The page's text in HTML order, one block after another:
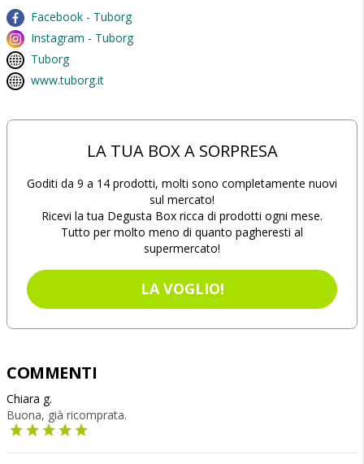
Facebook - Tuborg
Instagram - Tuborg
Tuborg
www.tuborg.it
LA TUA BOX A SORPRESA
Goditi da 9 a 14 prodotti, molti sono completamente nuovi
sul mercato!
Ricevi la tua Degusta Box ricca di prodotti ogni mese.
Tutto per molto meno di quanto pagheresti al
supermercato!
LA VOGLIO!
COMMENTI
Chiara g.
Buona, già ricomprata.